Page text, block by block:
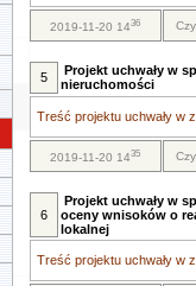
2019-11-20 1436
5
Projekt uchwały w
nieruchomości
Treść projektu uchwały w
2019-11-20 1435
6
Projekt uchwały w
oceny wnisoków o
lokalnej
Treść projektu uchwały w